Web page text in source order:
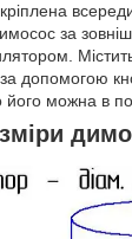
за
допомогою
його можна в